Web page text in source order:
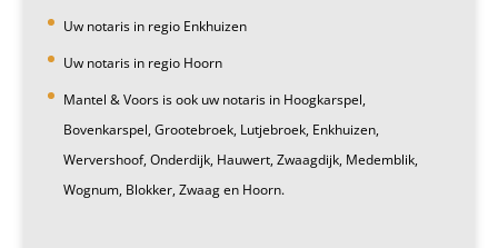
Uw notaris in regio Enkhuizen
Uw notaris in regio Hoorn
Mantel & Voors is ook uw notaris in Hoogkarspel,
Bovenkarspel, Grootebroek, Lutjebroek, Enkhuizen,
Wervershoof, Onderdijk, Hauwert, Zwaagdijk, Medemblik,
Wognum, Blokker, Zwaag en Hoorn.